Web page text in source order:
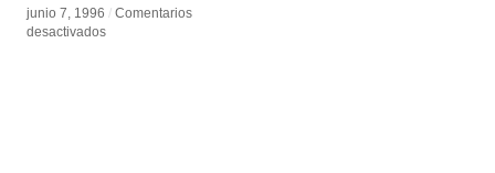
junio 7, 1996 / Comentarios
desactivadosen
junio 7, 1996 / Comentarios
desactivadosen